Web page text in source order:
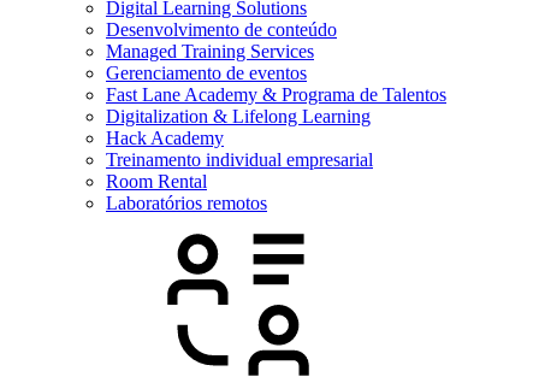
Digital Learning Solutions
Desenvolvimento de conteúdo
Managed Training Services
Gerenciamento de eventos
Fast Lane Academy & Programa de Talentos
Digitalization & Lifelong Learning
Hack Academy
Treinamento individual empresarial
Room Rental
Laboratórios remotos